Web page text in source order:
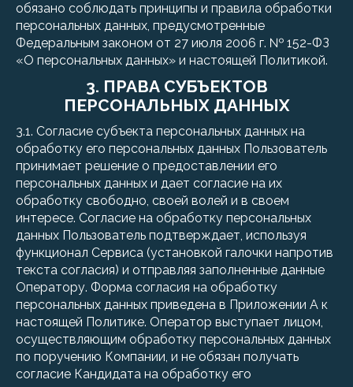
обязано соблюдать принципы и правила обработки
персональных данных, предусмотренные
Федеральным законом от 27 июля 2006 г. № 152-ФЗ
«О персональных данных» и настоящей Политикой.
3. ПРАВА СУБЪЕКТОВ
ПЕРСОНАЛЬНЫХ ДАННЫХ
3.1. Согласие субъекта персональных данных на
обработку его персональных данных Пользователь
принимает решение о предоставлении его
персональных данных и дает согласие на их
обработку свободно, своей волей и в своем
интересе. Согласие на обработку персональных
данных Пользователь подтверждает, используя
функционал Сервиса (установкой галочки напротив
текста согласия) и отправляя заполненные данные
Оператору. Форма согласия на обработку
персональных данных приведена в Приложении А к
настоящей Политике. Оператор выступает лицом,
осуществляющим обработку персональных данных
по поручению Компании, и не обязан получать
согласие Кандидата на обработку его